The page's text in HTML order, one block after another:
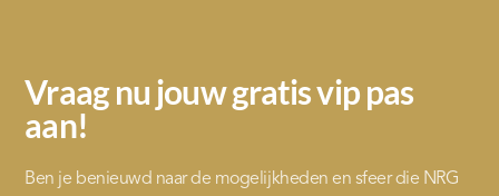
Vraag nu jouw gratis vip pas
aan!
Ben je benieuwd naar de mogelijkheden en sfeer die NRG